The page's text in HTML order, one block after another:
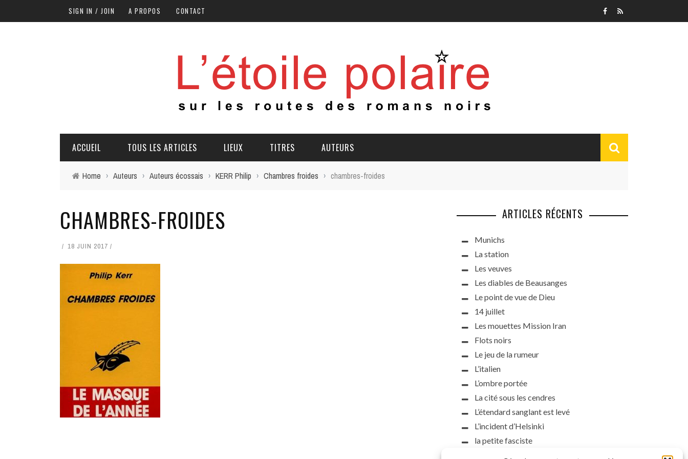
SIGN IN / JOIN A PROPOS CONTACT
ACCUEIL TOUS LES ARTICLES LIEUX TITRES AUTEURS
Home › Auteurs › Auteurs écossais › KERR Philip › Chambres froides › chambres-froides
CHAMBRES-FROIDES
18 JUIN 2017
ARTICLES RÉCENTS
Munichs
La station
Les veuves
Les diables de Beausanges
Le point de vue de Dieu
14 juillet
Les mouettes Mission Iran
Flots noirs
Le jeu de la rumeur
L’italien
L’ombre portée
La cité sous les cendres
L’étendard sanglant est levé
L’incident d’Helsinki
la petite fasciste